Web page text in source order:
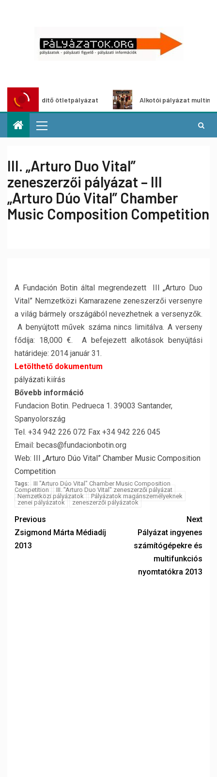
ötletpályázat Alkotói pályázat multimédia-
III. „Arturo Duo Vital”
zeneszerzői pályázat – III
„Arturo Dúo Vital” Chamber
Music Composition Competition
A Fundación Botin által megrendezett III „Arturo Duo
Vital” Nemzetközi Kamarazene zeneszerzői versenyre
a világ bármely országából nevezhetnek a versenyzők.
A benyújtott művek száma nincs limitálva. A verseny
fődíja: 18,000 €. A befejezett alkotások benyújtási
határideje: 2014 január 31.
Letölthető dokumentum
pályázati kiírás
Bővebb információ
Fundacion Botin. Pedrueca 1. 39003 Santander,
Spanyolország
Tel. +34 942 226 072 Fax +34 942 226 045
Email: becas@fundacionbotin.org
Web: III „Arturo Dúo Vital” Chamber Music Composition
Competition
Tags:
III "Arturo Dúo Vital" Chamber Music Composition
Competition
III. "Arturo Duo Vital" zeneszerzői pályázat
Nemzetközi pályázatok
Pályázatok magánszemélyeknek
zenei pályázatok
zeneszerzői pályázatok
Previous
Zsigmond Márta Médiadíj
2013
Next
Pályázat ingyenes
számítógépekre és
multifunkciós
nyomtatókra 2013